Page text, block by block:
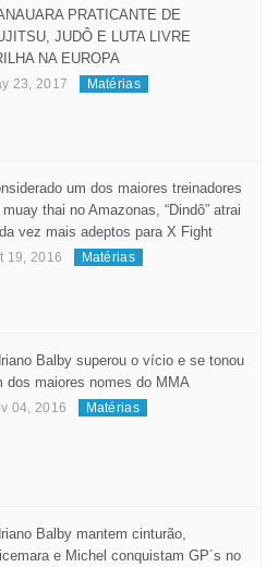
PRATICANTE DE
JUDÔ E LUTA LIVRE
NA EUROPA
23, 2017 Matérias
um dos maiores treinadores
muay thai no Amazonas, “Dindô” atrai
vez mais adeptos para X Fight
19, 2016 Matérias
Balby superou o vício e se tonou
dos maiores nomes do MMA
04, 2016 Matérias
Balby mantem cinturão,
e Michel conquistam GP´s no